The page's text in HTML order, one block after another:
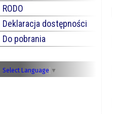
RODO
Deklaracja dostępności
Do pobrania
Select Language ▼